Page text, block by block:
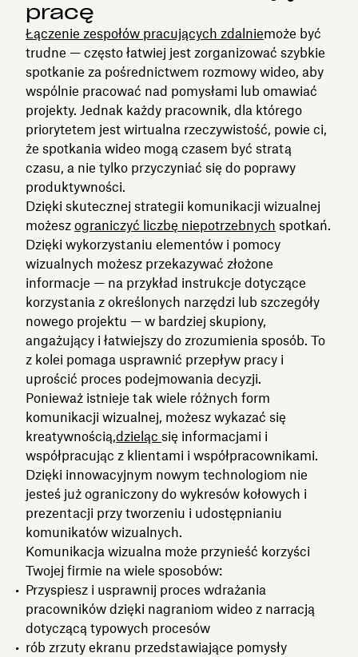
pracę
Łączenie zespołów pracujących zdalniemoże być
trudne — często łatwiej jest zorganizować szybkie
spotkanie za pośrednictwem rozmowy wideo, aby
wspólnie pracować nad pomysłami lub omawiać
projekty. Jednak każdy pracownik, dla którego
priorytetem jest wirtualna rzeczywistość, powie ci,
że spotkania wideo mogą czasem być stratą
czasu, a nie tylko przyczyniać się do poprawy
produktywności.
Dzięki skutecznej strategii komunikacji wizualnej
możesz ograniczyć liczbę niepotrzebnych spotkań.
Dzięki wykorzystaniu elementów i pomocy
wizualnych możesz przekazywać złożone
informacje — na przykład instrukcje dotyczące
korzystania z określonych narzędzi lub szczegóły
nowego projektu — w bardziej skupiony,
angażujący i łatwiejszy do zrozumienia sposób. To
z kolei pomaga usprawnić przepływ pracy i
uprościć proces podejmowania decyzji.
Ponieważ istnieje tak wiele różnych form
komunikacji wizualnej, możesz wykazać się
kreatywnością,dzieląc się informacjami i
współpracując z klientami i współpracownikami.
Dzięki innowacyjnym nowym technologiom nie
jesteś już ograniczony do wykresów kołowych i
prezentacji przy tworzeniu i udostępnianiu
komunikatów wizualnych.
Komunikacja wizualna może przynieść korzyści
Twojej firmie na wiele sposobów:
Przyspiesz i usprawnij proces wdrażania
pracowników dzięki nagraniom wideo z narracją
dotyczącą typowych procesów
rób zrzuty ekranu przedstawiające pomysły